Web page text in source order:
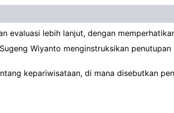
evaluasi lebih lanjut, dengan
Wiyanto menginstruksikan
kepariwisataan, di mana disebutkan